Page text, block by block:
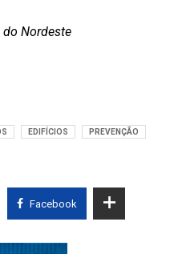
do Nordeste
EDIFÍCIOS PREVENÇÃO
Facebook